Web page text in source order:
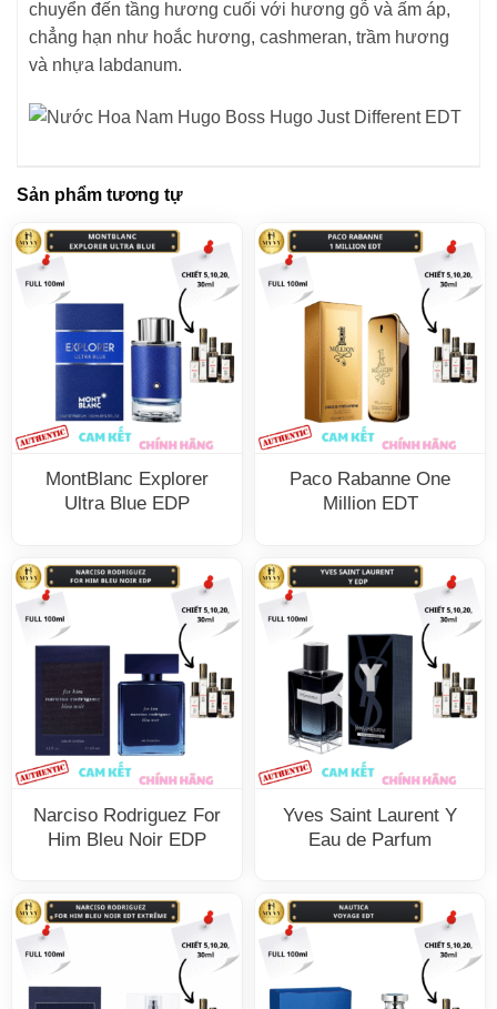
chuyển đến tầng hương cuối với hương gỗ và ấm áp,
chẳng hạn như hoắc hương, cashmeran, trầm hương
và nhựa labdanum.
Sản phẩm tương tự
MontBlanc Explorer
Ultra Blue EDP
Paco Rabanne One
Million EDT
Narciso Rodriguez For
Him Bleu Noir EDP
Yves Saint Laurent Y
Eau de Parfum